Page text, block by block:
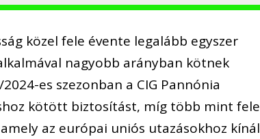
közel fele évente legalább egyszer
nagyobb arányban kötnek
es szezonban a CIG Pannónia
kötött biztosítást, míg több mint fele
az európai uniós utazásokhoz kínál